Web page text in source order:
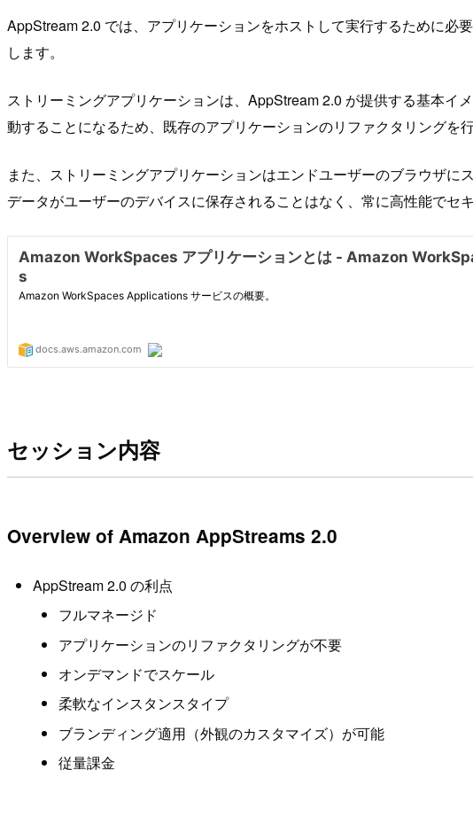
AppStream 2.0 では、アプリケーションをホストして実行するために
します。
ストリーミングアプリケーションは、AppStream 2.0 が提供する基本
動することになるため、既存のアプリケーションのリファクタリングを
また、ストリーミングアプリケーションはエンドユーザーのブラウザに
データがユーザーのデバイスに保存されることはなく、常に高性能でセ
セッション内容
Overview of Amazon AppStreams 2.0
AppStream 2.0 の利点
フルマネージド
アプリケーションのリファクタリングが不要
オンデマンドでスケール
柔軟なインスタンスタイプ
ブランディング適用（外観のカスタマイズ）が可能
従量課金